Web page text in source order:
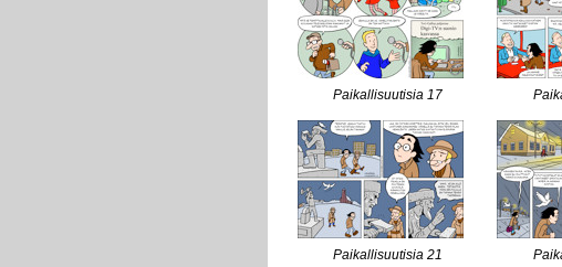
Paikallisuutisia 17
Paikallisuutisia 21